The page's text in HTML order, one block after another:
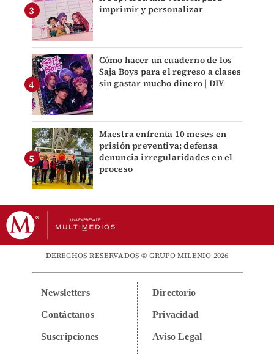
imprimir y personalizar
Cómo hacer un cuaderno de los
Saja Boys para el regreso a clases
sin gastar mucho dinero | DIY
Maestra enfrenta 10 meses en
prisión preventiva; defensa
denuncia irregularidades en el
proceso
DERECHOS RESERVADOS © GRUPO MILENIO 2026
Newsletters
Contáctanos
Suscripciones
Directorio
Privacidad
Aviso Legal